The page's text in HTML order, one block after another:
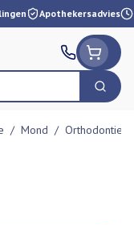
Apothekersadvies
Zoek
/ Mond / Orthodontie